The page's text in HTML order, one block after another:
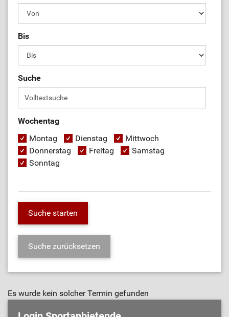
Bis
Suche
Wochentag
Montag
Dienstag
Mittwoch
Donnerstag
Freitag
Samstag
Sonntag
Es wurde kein solcher Termin gefunden